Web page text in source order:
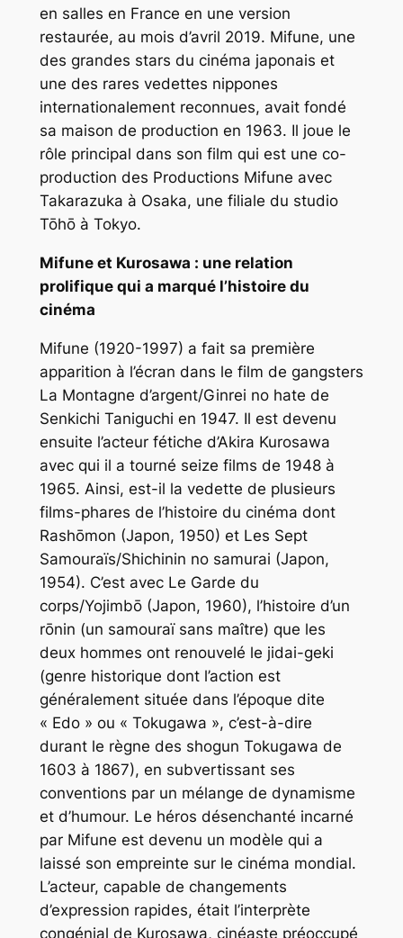
en salles en France en une version
restaurée, au mois d’avril 2019. Mifune, une
des grandes stars du cinéma japonais et
une des rares vedettes nippones
internationalement reconnues, avait fondé
sa maison de production en 1963. Il joue le
rôle principal dans son film qui est une co-
production des Productions Mifune avec
Takarazuka à Osaka, une filiale du studio
Tōhō à Tokyo.
Mifune et Kurosawa : une relation
prolifique qui a marqué l’histoire du
cinéma
Mifune (1920-1997) a fait sa première
apparition à l’écran dans le film de gangsters
La Montagne d’argent/Ginrei no hate de
Senkichi Taniguchi en 1947. Il est devenu
ensuite l’acteur fétiche d’Akira Kurosawa
avec qui il a tourné seize films de 1948 à
1965. Ainsi, est-il la vedette de plusieurs
films-phares de l’histoire du cinéma dont
Rashōmon (Japon, 1950) et Les Sept
Samouraïs/Shichinin no samurai (Japon,
1954). C’est avec Le Garde du
corps/Yojimbō(Japon, 1960), l’histoire d’un
rōnin (un samouraï sans maître) que les
deux hommes ont renouvelé le jidai-geki
(genre historique dont l’action est
généralement située dans l’époque dite
« Edo » ou « Tokugawa », c’est-à-dire
durant le règne des shogun Tokugawa de
1603 à 1867), en subvertissant ses
conventions par un mélange de dynamisme
et d’humour. Le héros désenchanté incarné
par Mifune est devenu un modèle qui a
laissé son empreinte sur le cinéma mondial.
L’acteur, capable de changements
d’expression rapides, était l’interprète
congénial de Kurosawa, cinéaste préoccupé